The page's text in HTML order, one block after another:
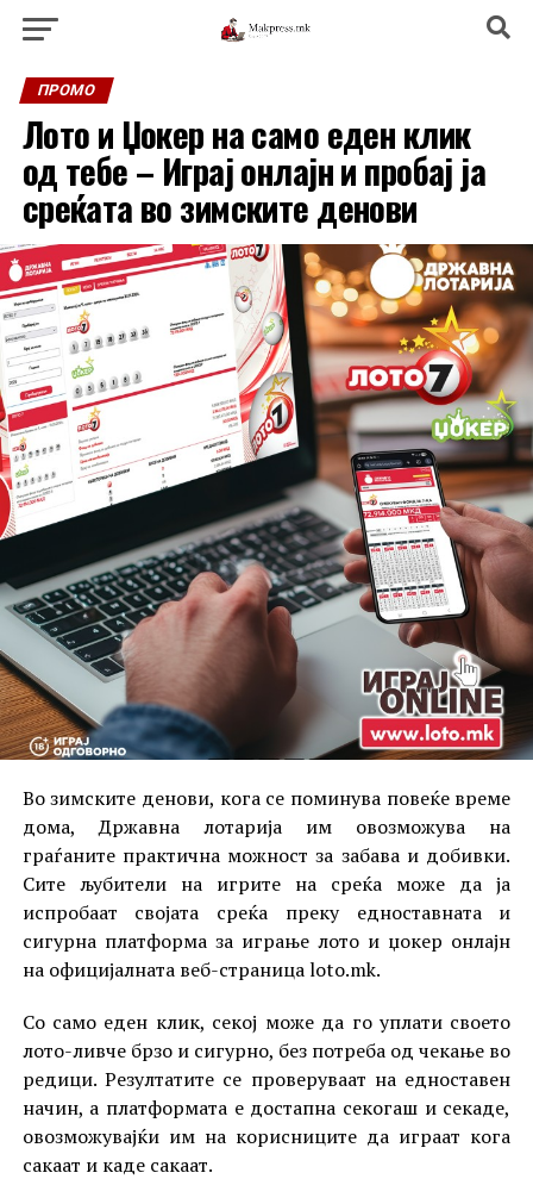
ПРОМО
Лото и Џокер на само еден клик
од тебе – Играј онлајн и пробај ја
среќата во зимските денови
Во зимските денови, кога се поминува повеќе време
дома, Државна лотарија им овозможува на
граѓаните практична можност за забава и добивки.
Сите љубители на игрите на среќа може да ја
испробаат својата среќа преку едноставната и
сигурна платформа за играње лото и џокер онлајн
на официјалната веб-страница loto.mk.
Со само еден клик, секој може да го уплати своето
лото-ливче брзо и сигурно, без потреба од чекање во
редици. Резултатите се проверуваат на едноставен
начин, а платформата е достапна секогаш и секаде,
овозможувајќи им на корисниците да играат кога
сакаат и каде сакаат.